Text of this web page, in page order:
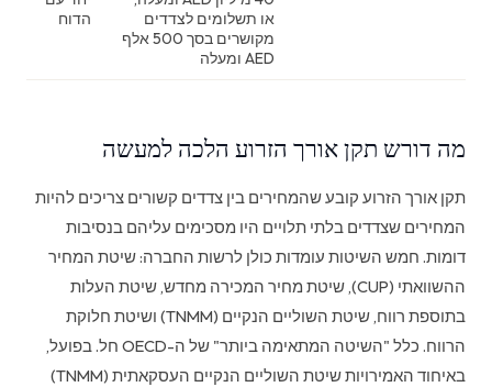
או תשלומים לצדדים
מקושרים בסך 500 אלף
AED ומעלה
הדוח
מה דורש תקן אורך הזרוע הלכה למעשה
תקן אורך הזרוע קובע שהמחירים בין צדדים קשורים צריכים להיות
המחירים שצדדים בלתי תלויים היו מסכימים עליהם בנסיבות
דומות. חמש השיטות עומדות כולן לרשות החברה: שיטת המחיר
ההשוואתי (CUP), שיטת מחיר המכירה מחדש, שיטת העלות
בתוספת רווח, שיטת השוליים הנקיים (TNMM) ושיטת חלוקת
הרווח. כלל "השיטה המתאימה ביותר" של ה-OECD חל. בפועל,
באיחוד האמירויות שיטת השוליים הנקיים העסקאתית (TNMM)